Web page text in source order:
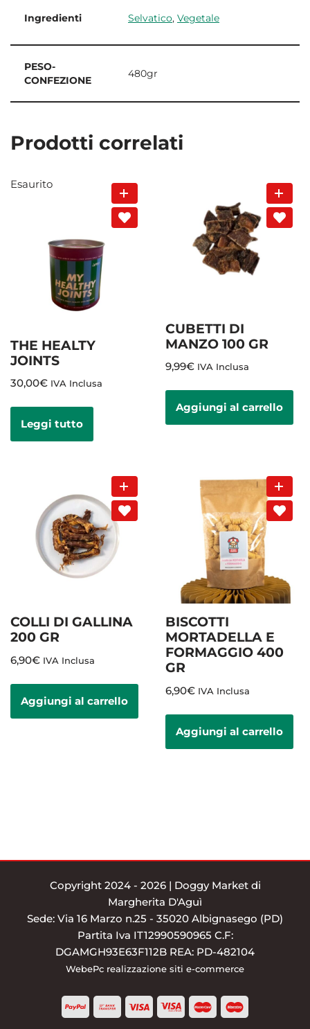
Ingredienti Selvatico, Vegetale
PESO-
CONFEZIONE
480gr
Prodotti correlati
Esaurito
THE HEALTY
JOINTS
30,00€ IVA Inclusa
Leggi tutto
CUBETTI DI
MANZO 100 GR
9,99€ IVA Inclusa
Aggiungi al carrello
COLLI DI GALLINA
200 GR
6,90€ IVA Inclusa
Aggiungi al carrello
BISCOTTI
MORTADELLA E
FORMAGGIO 400
GR
6,90€ IVA Inclusa
Aggiungi al carrello
Copyright 2024 - 2026 | Doggy Market di
Margherita D'Aguì
Sede: Via 16 Marzo n.25 - 35020 Albignasego (PD)
Partita Iva IT12990590965 C.F:
DGAMGH93E63F112B REA: PD-482104
WebePc realizzazione siti e-commerce